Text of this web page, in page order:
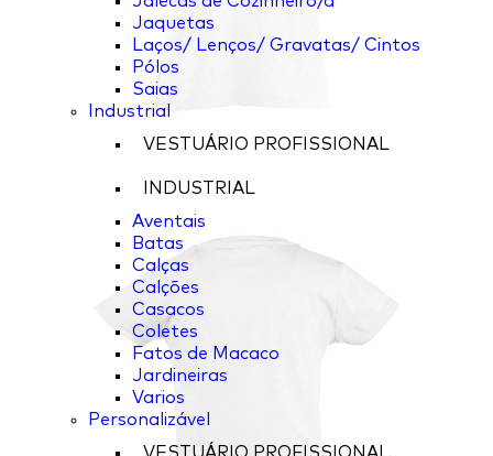
Jaquetas
Laços/ Lenços/ Gravatas/ Cintos
Pólos
Saias
Industrial
VESTUÁRIO PROFISSIONAL
INDUSTRIAL
Aventais
Batas
Calças
Calções
Casacos
Coletes
Fatos de Macaco
Jardineiras
Varios
Personalizável